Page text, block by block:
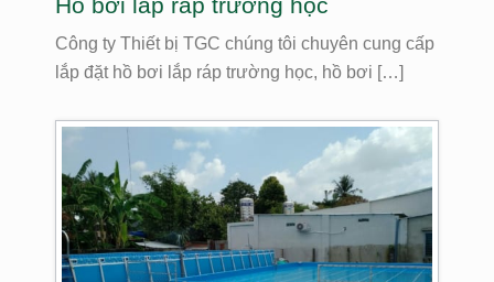
Hồ bơi lắp ráp trường học
Công ty Thiết bị TGC chúng tôi chuyên cung cấp
lắp đặt hồ bơi lắp ráp trường học, hồ bơi […]